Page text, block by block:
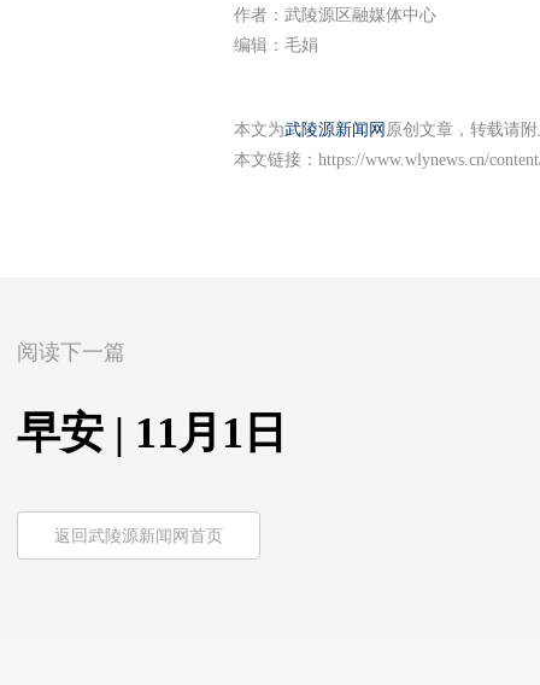
作者：武陵源区融媒体中心
编辑：毛娟
本文为武陵源新闻网 原创文章，转载请
本文链接： https://www.wlynews.cn/
阅读下一篇
早安 | 11月1日
返回武陵源新闻网首页